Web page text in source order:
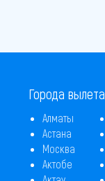
Города вылета
Алматы
Астана
Москва
Актобе